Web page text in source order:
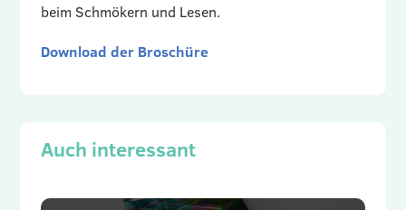
beim Schmökern und Lesen.
Download der Broschüre
Auch interessant